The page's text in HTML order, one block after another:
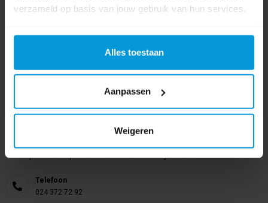
verzameld op basis van jouw gebruik van hun services.
Alles toestaan
Aanpassen
Weigeren
Onze product specialisten staan voor je klaar!
Telefoon
024 372 72 92